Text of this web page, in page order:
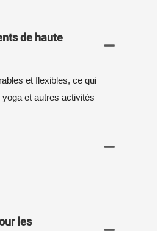
de haute
et flexibles, ce qui
et autres activités
les